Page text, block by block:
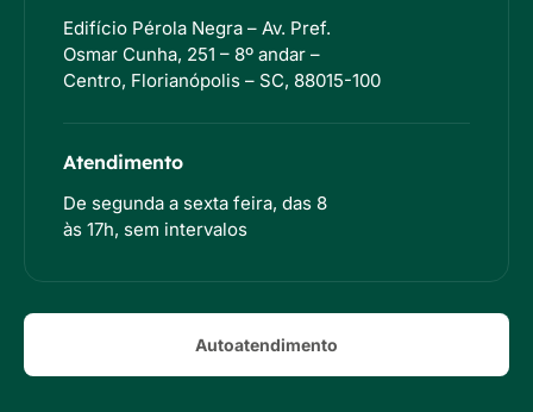
Edifício Pérola Negra – Av. Pref.
Osmar Cunha, 251 – 8º andar –
Centro, Florianópolis – SC, 88015-100
Atendimento
De segunda a sexta feira, das 8
às 17h, sem intervalos
Autoatendimento